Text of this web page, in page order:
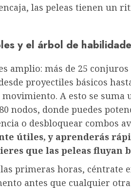
las peleas tienen un
y el árbol de
amplio: más de 25
proyectiles básicos
A esto se suma
nodos, donde puedes
o desbloquear combos
útiles, y aprenderás
que las peleas fluyan
primeras horas, céntrate
antes que cualquier